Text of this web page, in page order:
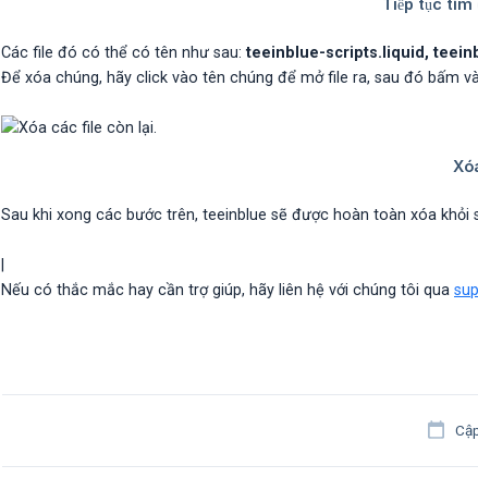
Các file đó có thể có tên như sau:teeinblue-scripts.liquid,
Để xóa chúng, hãy click vào tên chúng để mở file ra, sau đó bấm
Sau khi xong các bước trên, teeinblue sẽ được hoàn toàn xóa khỏi
Nếu có thắc mắc hay cần trợ giúp, hãy liên hệ với chúng tôi qua